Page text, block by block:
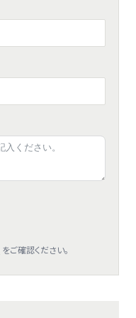
をご確認ください。